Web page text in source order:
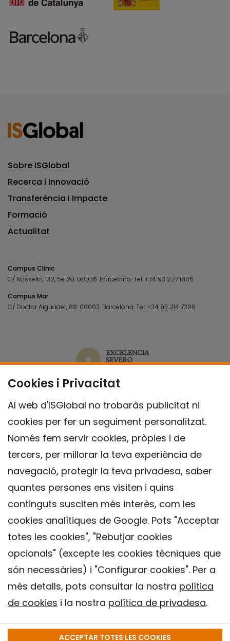
Cookies i Privacitat
Al web d'ISGlobal no trobaràs publicitat ni
cookies per fer un seguiment personalitzat.
Només fem servir cookies, pròpies i de
tercers, per millorar la teva experiència de
navegació, protegir la teva privadesa, saber
quantes persones ens visiten i quins
continguts susciten més interès, com les
cookies analítiques de Google. Pots "Acceptar
totes les cookies", "Rebutjar cookies
opcionals" (excepte les cookies tècniques que
són necessàries) i "Configurar cookies". Per a
més detalls, pots consultar la nostra política
de cookies i la nostra política de privadesa.
ACCEPTAR TOTES LES COOKIES
Sobre ISGlobal
Recerca i Innovació
Transferència i Impacte
Formació
Actualitat
Campus Clínic
C/ Rosselló, 132, 5è 2a. 08036. Barcelona.Tel.+34 93 227 1806
Campus Mar
C/ Doctor Aiguader, 88. 08003. Barcelona.Tel.+34 93 214 7300
Contacte
Política de privacitat
Política de Cookies
Institut de Salut Global de Barcelona (ISGlobal), 2018.